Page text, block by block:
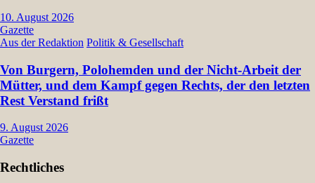
10. August 2026
Gazette
Aus der Redaktion Politik & Gesellschaft
Von Burgern, Polohemden und der Nicht-Arbeit der
Mütter, und dem Kampf gegen Rechts, der den letzten
Rest Verstand frißt
9. August 2026
Gazette
Rechtliches